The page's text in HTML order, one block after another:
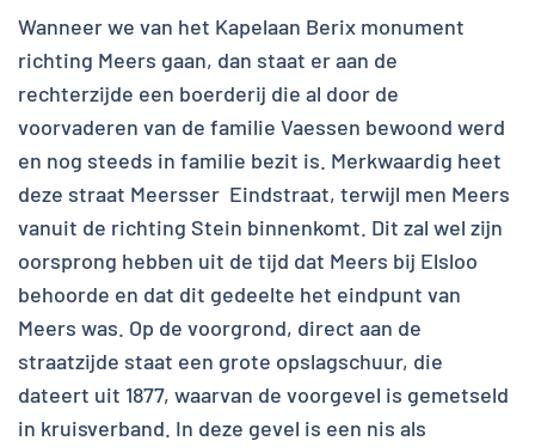
Wanneer we van het Kapelaan Berix monument
richting Meers gaan, dan staat er aan de
rechterzijde een boerderij die al door de
voorvaderen van de familie Vaessen bewoond werd
en nog steeds in familie bezit is. Merkwaardig heet
deze straat Meersser Eindstraat, terwijl men Meers
vanuit de richting Stein binnenkomt. Dit zal wel zijn
oorsprong hebben uit de tijd dat Meers bij Elsloo
behoorde en dat dit gedeelte het eindpunt van
Meers was. Op de voorgrond, direct aan de
straatzijde staat een grote opslagschuur, die
dateert uit 1877, waarvan de voorgevel is gemetseld
in kruisverband. In deze gevel is een nis als